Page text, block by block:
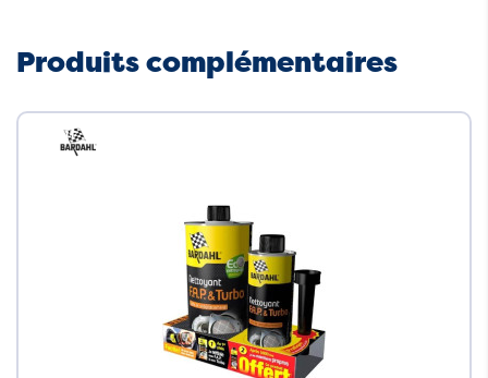
Produits complémentaires
Neuf